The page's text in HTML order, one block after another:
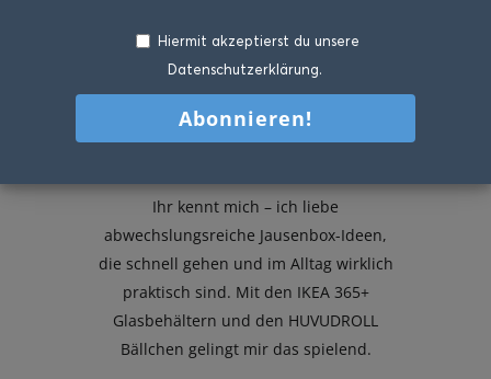
Ihr kennt mich – ich liebe
abwechslungsreiche Jausenbox-Ideen,
die schnell gehen und im Alltag wirklich
praktisch sind. Mit den IKEA 365+
Glasbehältern und den HUVUDROLL
Bällchen gelingt mir das spielend.
Hiermit akzeptierst du unsere
Datenschutzerklärung.